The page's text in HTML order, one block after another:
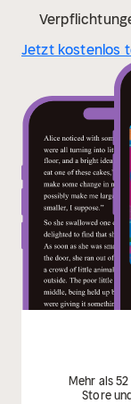
Jetzt kostenlos
Mehr als
Store